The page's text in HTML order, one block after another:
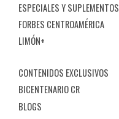
ESPECIALES Y SUPLEMENTOS
FORBES CENTROAMÉRICA
LIMÓN+
CONTENIDOS EXCLUSIVOS
BICENTENARIO CR
BLOGS